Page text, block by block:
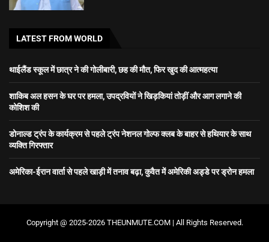
LATEST FROM WORLD
थाईलैंड स्कूल में छात्र ने की गोलीबारी, छह की मौत, फिर खुद की आत्महत्या
शाकिब अल हसन के घर पर हमला, उपद्रवियों ने खिड़कियां तोड़ीं और आग लगाने की
कोशिश की
डोनाल्ड ट्रंप के कार्यक्रम से पहले ट्रंप नेशनल गोल्फ क्लब के बाहर से हथियार के साथ
व्यक्ति गिरफ्तार
अमेरिका-ईरान वार्ता से पहले खाड़ी में तनाव बढ़ा, कुवैत में अमेरिकी अड्डे पर ड्रोन हमला
Copyright @ 2025-2026 THEUNMUTE.COM | All Rights Reserved.